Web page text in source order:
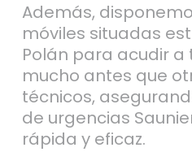
Además,
móviles situadas
Polán para acudir a
mucho antes que
técnicos,
de urgencias
rápida y eficaz.